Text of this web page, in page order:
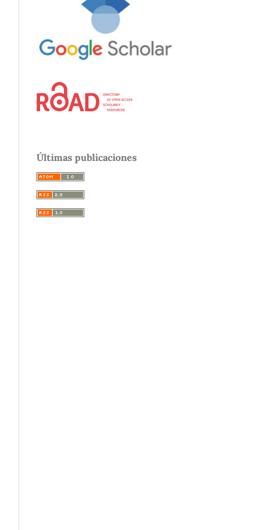
Últimas publicaciones